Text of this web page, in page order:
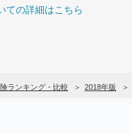
の詳細はこちら
ランキング・比較 2018年版